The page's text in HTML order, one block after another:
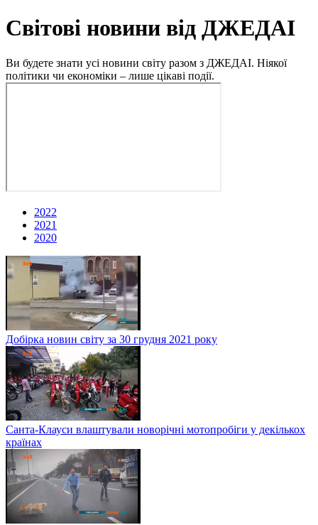
Світові новини від ДЖЕДАІ
Ви будете знати усі новини світу разом з ДЖЕДАІ. Ніякої
політики чи економіки – лише цікаві події.
2022
2021
2020
Добірка новин світу за 30 грудня 2021 року
Санта-Клауси влаштували новорічні мотопробіги у декількох
країнах